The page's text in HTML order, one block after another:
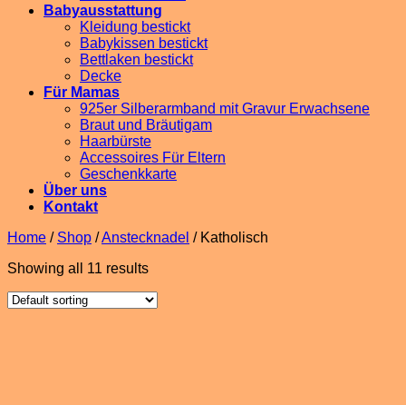
Babyausstattung
Kleidung bestickt
Babykissen bestickt
Bettlaken bestickt
Decke
Für Mamas
925er Silberarmband mit Gravur Erwachsene
Braut und Bräutigam
Haarbürste
Accessoires Für Eltern
Geschenkkarte
Über uns
Kontakt
Home / Shop /Anstecknadel /Katholisch
Showing all 11 results